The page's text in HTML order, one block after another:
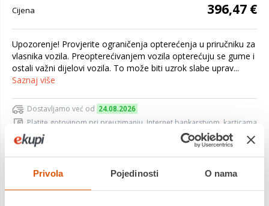
Privola Pojedinosti O nama
Cijena 396,47 €
Upozorenje! Provjerite ograničenja opterećenja u priručniku za
vlasnika vozila. Preopterećivanjem vozila opterećuju se gume i
ostali važni dijelovi vozila. To može biti uzrok slabe uprav...
Saznaj više
Dostavljamo već od 24.08.2026
Platite gotovinom pri preuzimanju, Internet bankarstvom, karticama
Povrat robe moguć unutar 14 dana